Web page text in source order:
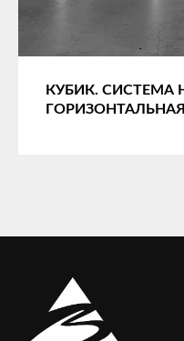
КУБИК. СИСТЕМА
ГОРИЗОНТАЛЬНАЯ